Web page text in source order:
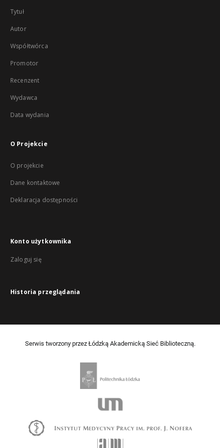
Tytuł
Autor
Współtwórca
Promotor
Recenzent
Wydawca
Data wydania
O Projekcie
O projekcie
Dane kontaktowe
Deklaracja dostępności
Konto użytkownika
Zaloguj się
Historia przeglądania
Serwis tworzony przez Łódzką Akademicką Sieć Biblioteczną.